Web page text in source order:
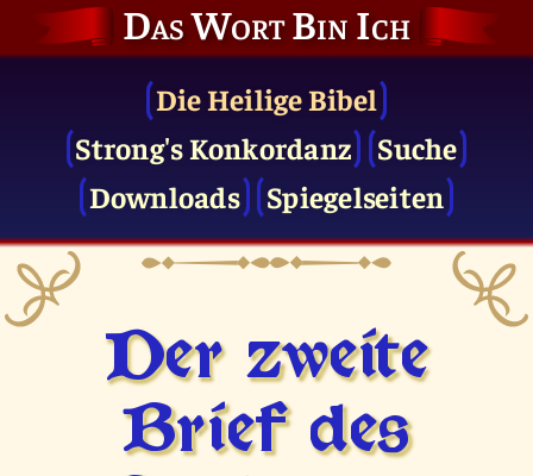
Das Wort Bin Ich
Die Heilige Bibel
Strong's Konkordanz
Suche
Downloads
Spiegelseiten
Der zweite
Brief des